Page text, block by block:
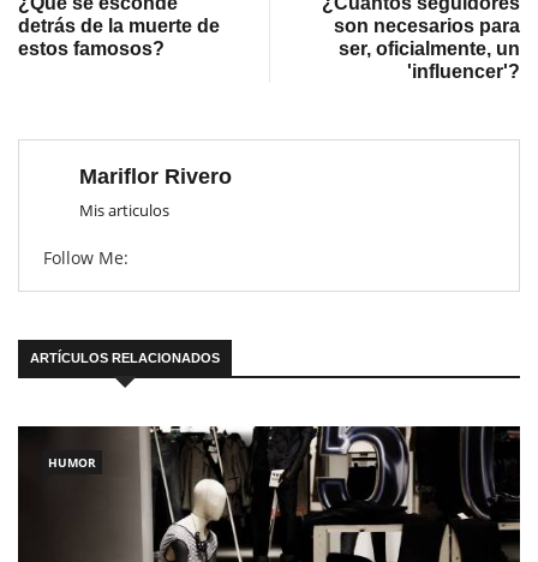
detrás de la muerte de
estos famosos?
son necesarios para
ser, oficialmente, un
'influencer'?
Mariflor Rivero
Mis articulos
Follow Me:
ARTÍCULOS RELACIONADOS
HUMOR